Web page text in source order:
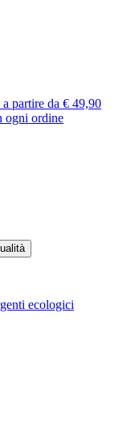
a partire da € 49,90
ogni ordine
ecologici